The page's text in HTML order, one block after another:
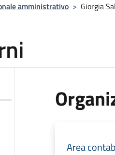
amministrativo > Giorgia
Area